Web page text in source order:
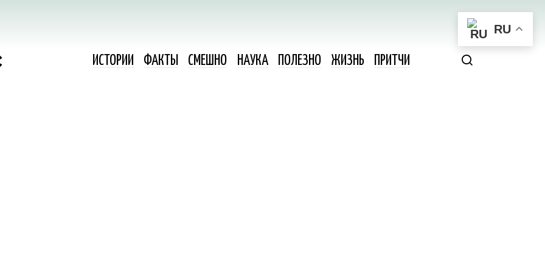
ИСТОРИИ ФАКТЫ СМЕШНО НАУКА ПОЛЕЗНО ЖИЗНЬ ПРИТЧИ
RU